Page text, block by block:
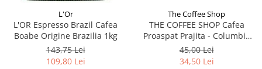
L'Or
L'OR Espresso Brazil Cafea
Boabe Origine Brazilia 1kg
143,75 Lei
109,80 Lei
The Coffee Shop
THE COFFEE SHOP Cafea
Proaspat Prajita - Columbia
100% Arabica - Cafea Boabe -
250g
45,00 Lei
34,50 Lei